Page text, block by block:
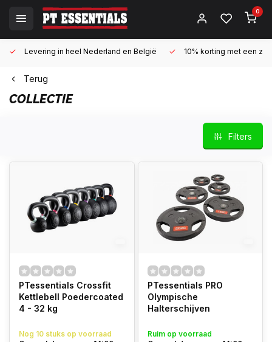
0
Levering in heel Nederland en België 10% korting met een
Terug
COLLECTIE
Filters
PTessentials Crossfit
Kettlebell Poedercoated
4 - 32 kg
Nog 10 stuks op voorraad
PTessentials PRO
Olympische
Halterschijven
Ruim op voorraad